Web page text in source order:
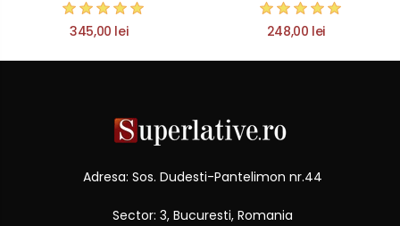
345,00 lei 248,00 lei
Adresa: Sos. Dudesti-Pantelimon nr.44
Sector: 3, Bucuresti, Romania